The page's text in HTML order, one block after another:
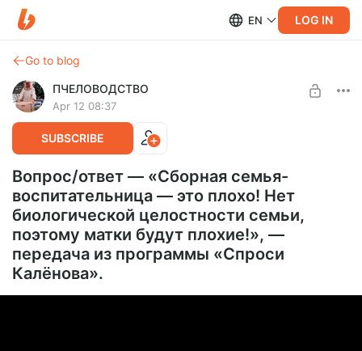
EN LOG IN
Go to blog
ПЧЕЛОВОДСТВО
Apr 12 08:37
SUBSCRIBE
Вопрос/ответ — «Сборная семья-
воспитательница — это плохо! Нет
биологической целостности семьи,
поэтому матки будут плохие!», —
передача из программы «Спроси
Калёнова».